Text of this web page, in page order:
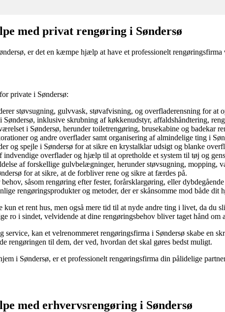
med privat rengøring i Søndersø
er det en kæmpe hjælp at have et professionelt
private i Søndersø:
støvsugning, gulvvask, støvafvisning, og overfladerensning for at
inklusive skrubning af køkkenudstyr, affaldshåndtering,
i Søndersø, herunder toiletrengøring, brusekabine og badekar
og andre overflader samt organisering af almindelige ting i
og spejle i Søndersø for at sikre en krystalklar udsigt og blanke
indvendige overflader og hjælp til at opretholde et system til tøj og
af forskellige gulvbelægninger, herunder støvsugning, mopping,
for at sikre, at de forbliver rene og sikre at færdes på.
såsom rengøring efter fester, forårsklargøring, eller
rengøringsprodukter og metoder, der er skånsomme mod både dit
et rent hus, men også mere tid til at nyde andre ting i livet, da du
ro i sindet, velvidende at dine rengøringsbehov bliver taget hånd
service, kan et velrenommeret rengøringsfirma i Søndersø skabe en
rengøringen til dem, der ved, hvordan det skal gøres bedst muligt.
i Søndersø, er et professionelt rengøringsfirma din pålidelige
med erhvervsrengøring i Søndersø